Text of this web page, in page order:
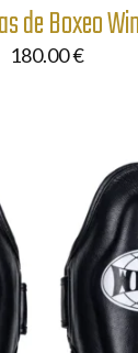
de Boxeo
180.00€